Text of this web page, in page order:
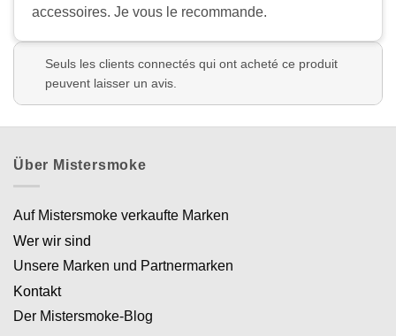
accessoires. Je vous le recommande.
Seuls les clients connectés qui ont acheté ce produit
peuvent laisser un avis.
Über Mistersmoke
Auf Mistersmoke verkaufte Marken
Wer wir sind
Unsere Marken und Partnermarken
Kontakt
Der Mistersmoke-Blog